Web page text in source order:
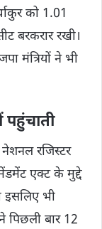
को 1.01
बरकरार रखी।
मंत्रियों ने भी
रजिस्टर
एक्ट के मुद्दे
इसलिए भी
पिछली बार 12